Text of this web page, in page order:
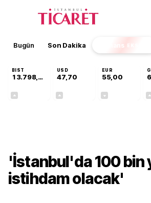
Bugün Son Dakika Finans EKSTRA
BIST
13.798,82
USD
47,70
EUR
55,00
'İstanbul'da 100 bin
istihdam olacak'